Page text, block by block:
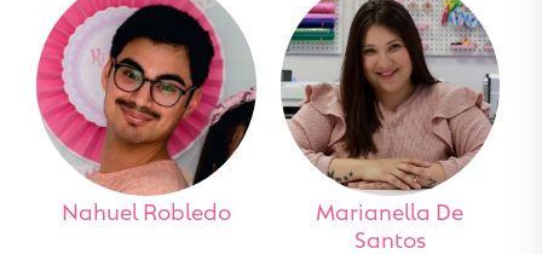
Nahuel Robledo
Marianella De
Santos